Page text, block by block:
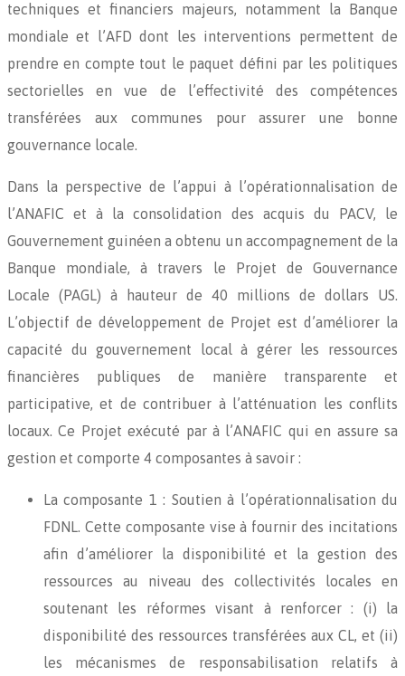
techniques et financiers majeurs, notamment la Banque
mondiale et l’AFD dont les interventions permettent de
prendre en compte tout le paquet défini par les politiques
sectorielles en vue de l’effectivité des compétences
transférées aux communes pour assurer une bonne
gouvernance locale.
Dans la perspective de l’appui à l’opérationnalisation de
l’ANAFIC et à la consolidation des acquis du PACV, le
Gouvernement guinéen a obtenu un accompagnement de la
Banque mondiale, à travers le Projet de Gouvernance
Locale (PAGL) à hauteur de 40 millions de dollars US.
L’objectif de développement de Projet est d’améliorer la
capacité du gouvernement local à gérer les ressources
financières publiques de manière transparente et
participative, et de contribuer à l’atténuation les conflits
locaux. Ce Projet exécuté par à l’ANAFIC qui en assure sa
gestion et comporte 4 composantes à savoir :
La composante 1 : Soutien à l’opérationnalisation du
FDNL. Cette composante vise à fournir des incitations
afin d’améliorer la disponibilité et la gestion des
ressources au niveau des collectivités locales en
soutenant les réformes visant à renforcer : (i) la
disponibilité des ressources transférées aux CL, et (ii)
les mécanismes de responsabilisation relatifs à